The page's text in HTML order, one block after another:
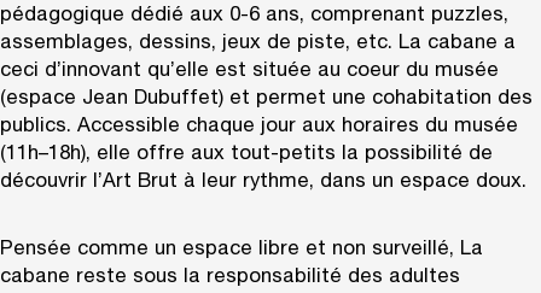
pédagogique dédié aux 0-6 ans, comprenant puzzles,
assemblages, dessins, jeux de piste, etc. La cabane a
ceci d’innovant qu’elle est située au coeur du musée
(espace Jean Dubuffet) et permet une cohabitation des
publics. Accessible chaque jour aux horaires du musée
(11h–18h), elle offre aux tout-petits la possibilité de
découvrir l’Art Brut à leur rythme, dans un espace doux.
Pensée comme un espace libre et non surveillé, La
cabane reste sous la responsabilité des adultes